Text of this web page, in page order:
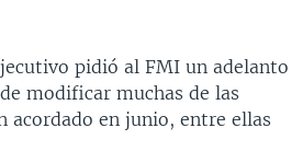
pidió al FMI un adelanto
modificar muchas de las
acordado en junio, entre ellas